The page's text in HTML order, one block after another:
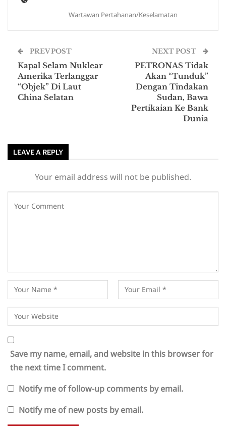
Wartawan Pertahanan/Keselamatan
PREV POST
Kapal Selam Nuklear
Amerika Terlanggar
“Objek” Di Laut
China Selatan
NEXT POST
PETRONAS Tidak
Akan “Tunduk”
Dengan Tindakan
Sudan, Bawa
Pertikaian Ke Bank
Dunia
LEAVE A REPLY
Your email address will not be published.
Save my name, email, and website in this browser for
the next time I comment.
Notify me of follow-up comments by email.
Notify me of new posts by email.